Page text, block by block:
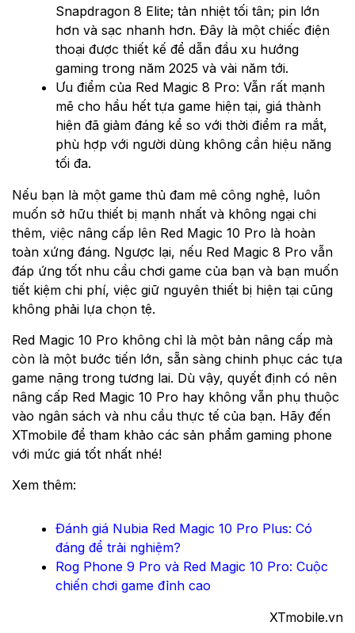
Snapdragon 8 Elite; tản nhiệt tối tân; pin lớn
hơn và sạc nhanh hơn. Đây là một chiếc điện
thoại được thiết kế để dẫn đầu xu hướng
gaming trong năm 2025 và vài năm tới.
Ưu điểm của Red Magic 8 Pro: Vẫn rất mạnh
mẽ cho hầu hết tựa game hiện tại, giá thành
hiện đã giảm đáng kể so với thời điểm ra mắt,
phù hợp với người dùng không cần hiệu năng
tối đa.
Nếu bạn là một game thủ đam mê công nghệ, luôn
muốn sở hữu thiết bị mạnh nhất và không ngại chi
thêm, việc nâng cấp lên Red Magic 10 Pro là hoàn
toàn xứng đáng. Ngược lại, nếu Red Magic 8 Pro vẫn
đáp ứng tốt nhu cầu chơi game của bạn và bạn muốn
tiết kiệm chi phí, việc giữ nguyên thiết bị hiện tại cũng
không phải lựa chọn tệ.
Red Magic 10 Pro không chỉ là một bản nâng cấp mà
còn là một bước tiến lớn, sẵn sàng chinh phục các tựa
game nặng trong tương lai. Dù vậy, quyết định có nên
nâng cấp Red Magic 10 Pro hay không vẫn phụ thuộc
vào ngân sách và nhu cầu thực tế của bạn. Hãy đến
XTmobile để tham khảo các sản phẩm gaming phone
với mức giá tốt nhất nhé!
Xem thêm:
Đánh giá Nubia Red Magic 10 Pro Plus: Có
đáng để trải nghiệm?
Rog Phone 9 Pro và Red Magic 10 Pro: Cuộc
chiến chơi game đỉnh cao
XTmobile.vn